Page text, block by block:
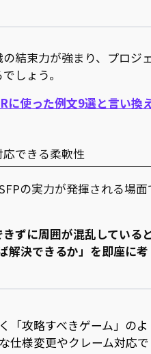
結束力が強まり、プロジ
しょう。
に使った例文9選と言い換
応できる柔軟性
の実力が発揮される場面
ずに周囲が混乱している
解決できるか」を即座に考
「攻略すべきゲーム」のよ
仕様変更やクレーム対応で